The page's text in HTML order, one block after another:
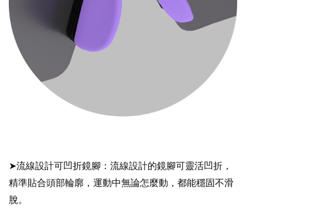
➤流線設計可凹折鏡腳：流線設計的鏡腳可靈活凹折，
精準貼合頭部輪廓，運動中無論怎麼動，都能穩固不滑
脫。